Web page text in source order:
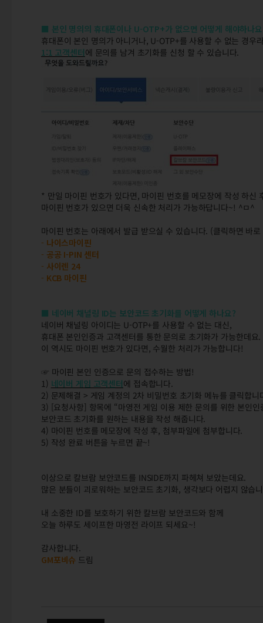
■ 본인 명의의 휴대폰이나 U-OTP+가 없으면 어떻게 해야하나
휴대폰이 본인 명의가 아니거나, U-OTP+를 사용할 수 없는 경우
1:1 고객센터에 문의를 남겨 초기화를 신청 할 수 있습니다.
* 만일 마이핀 번호가 있다면, 마이핀 번호를 메모장에 작성 하신
마이핀 번호가 있으면 더욱 신속한 처리가 가능하답니다~! ^ㅁ^
마이핀 번호는 아래에서 발급 받으실 수 있습니다. (클릭하면 바
- 나이스마이핀
- 공공 I-PIN 센터
- 사이렌 24
- KCB 마이핀
■ 네이버 채널링 ID는 보안코드 초기화를 어떻게 하나요?
네이버 채널링 아이디는 U-OTP+를 사용할 수 없는 대신,
휴대폰 본인인증과 고객센터를 통한 문의로 초기화가 가능한데요.
이 역시도 마이핀 번호가 있다면, 수월한 처리가 가능합니다!
☞ 마이핀 본인 인증으로 문의 접수하는 방법!
1) 네이버 게임 고객센터에 접속합니다.
2) 문제해결 > 게임 계정의 2차 비밀번호 초기화 메뉴를 클릭합니
3) [요청사항] 항목에 “마영전 게임 이용 제한 문의를 위한 본인인
보안코드 초기화를 원하는 내용을 작성 해줍니다.
4) 마이핀 번호를 메모장에 작성 후, 첨부파일에 첨부합니다.
5) 작성 완료 버튼을 누르면 끝~!
이상으로 칼브람 보안코드를 INSIDE까지 파헤쳐 보았는데요.
많은 분들이 괴로워하는 보안코드 초기화, 생각보다 어렵지 않습
내 소중한 ID를 보호하기 위한 칼브람 보안코드와 함께
오늘 하루도 세이프한 마영전 라이프 되세요~!
감사합니다.
GM포비슈 드림